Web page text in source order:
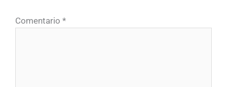
Comentario *